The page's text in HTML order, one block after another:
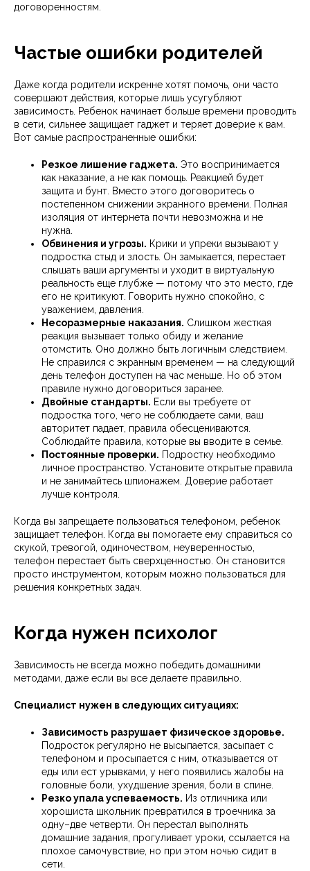
договоренностям.
Частые ошибки родителей
Даже когда родители искренне хотят помочь, они часто
совершают действия, которые лишь усугубляют
зависимость. Ребенок начинает больше времени проводить
в сети, сильнее защищает гаджет и теряет доверие к вам.
Вот самые распространенные ошибки:
Резкое лишение гаджета. Это воспринимается
как наказание, а не как помощь. Реакцией будет
защита и бунт. Вместо этого договоритесь о
постепенном снижении экранного времени. Полная
изоляция от интернета почти невозможна и не
нужна.
Обвинения и угрозы. Крики и упреки вызывают у
подростка стыд и злость. Он замыкается, перестает
слышать ваши аргументы и уходит в виртуальную
реальность еще глубже — потому что это место, где
его не критикуют. Говорить нужно спокойно, с
уважением, давления.
Несоразмерные наказания. Слишком жесткая
реакция вызывает только обиду и желание
отомстить. Оно должно быть логичным следствием.
Не справился с экранным временем — на следующий
день телефон доступен на час меньше. Но об этом
правиле нужно договориться заранее.
Двойные стандарты. Если вы требуете от
подростка того, чего не соблюдаете сами, ваш
авторитет падает, правила обесцениваются.
Соблюдайте правила, которые вы вводите в семье.
Постоянные проверки. Подростку необходимо
личное пространство. Установите открытые правила
и не занимайтесь шпионажем. Доверие работает
лучше контроля.
Когда вы запрещаете пользоваться телефоном, ребенок
защищает телефон. Когда вы помогаете ему справиться со
скукой, тревогой, одиночеством, неуверенностью,
телефон перестает быть сверхценностью. Он становится
просто инструментом, которым можно пользоваться для
решения конкретных задач.
Когда нужен психолог
Зависимость не всегда можно победить домашними
методами, даже если вы все делаете правильно.
Специалист нужен в следующих ситуациях:
Зависимость разрушает физическое здоровье.
Подросток регулярно не высыпается, засыпает с
телефоном и просыпается с ним, отказывается от
еды или ест урывками, у него появились жалобы на
головные боли, ухудшение зрения, боли в спине.
Резко упала успеваемость. Из отличника или
хорошиста школьник превратился в троечника за
одну–две четверти. Он перестал выполнять
домашние задания, прогуливает уроки, ссылается на
плохое самочувствие, но при этом ночью сидит в
сети.